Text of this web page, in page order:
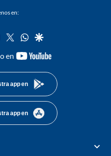
en:
instagram
twitterwhatsapp
google
en
youtube-
app en
app en